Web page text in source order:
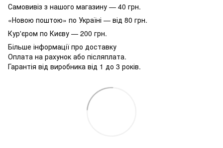
Самовивіз з нашого магазину — 40 грн.
«Новою поштою» по Україні — від 80 грн.
Кур'єром по Києву — 200 грн.
Більше інформації про доставку
Оплата на рахунок або післяплата.
Гарантія від виробника від 1 до 3 років.